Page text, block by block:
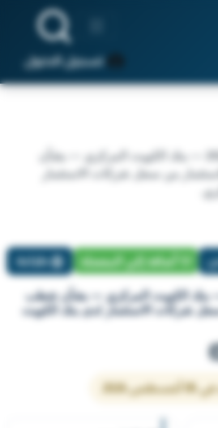
تسجيل الدخول
قرار رقم 118 لسنة 2022 — بنك الكويت المركزي — بشأن
من سجل شركات الاستثمار
أضافة إلي المفضلة طباعة
رقم 118 لسنة 2022 — بنك الكويت المركزي — بشأن شطب
شركات الاستثمار لدى بنك الكويت
2026